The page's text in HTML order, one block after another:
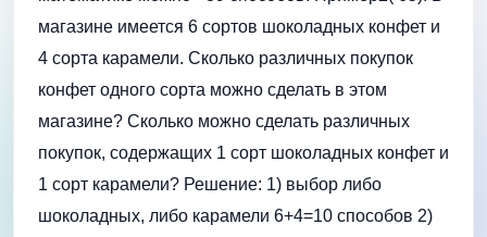
магазине имеется 6 сортов шоколадных конфет и
4 сорта карамели. Сколько различных покупок
конфет одного сорта можно сделать в этом
магазине? Сколько можно сделать различных
покупок, содержащих 1 сорт шоколадных конфет и
1 сорт карамели? Решение: 1) выбор либо
шоколадных, либо карамели 6+4=10 способов 2)